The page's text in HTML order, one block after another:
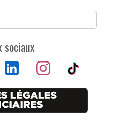
sociaux